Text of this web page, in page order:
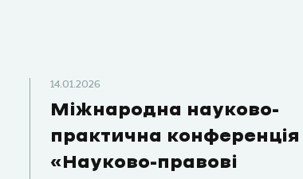
14.01.2026
Міжнародна науково-
практична конференція
«Науково-правові